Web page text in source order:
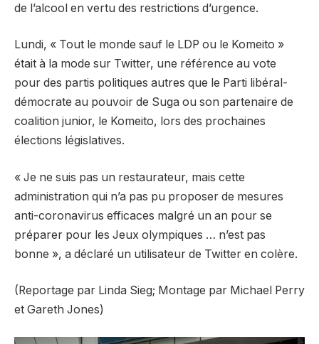
de l’alcool en vertu des restrictions d’urgence.
Lundi, « Tout le monde sauf le LDP ou le Komeito »
était à la mode sur Twitter, une référence au vote
pour des partis politiques autres que le Parti libéral-
démocrate au pouvoir de Suga ou son partenaire de
coalition junior, le Komeito, lors des prochaines
élections législatives.
« Je ne suis pas un restaurateur, mais cette
administration qui n’a pas pu proposer de mesures
anti-coronavirus efficaces malgré un an pour se
préparer pour les Jeux olympiques … n’est pas
bonne », a déclaré un utilisateur de Twitter en colère.
(Reportage par Linda Sieg; Montage par Michael Perry
et Gareth Jones)